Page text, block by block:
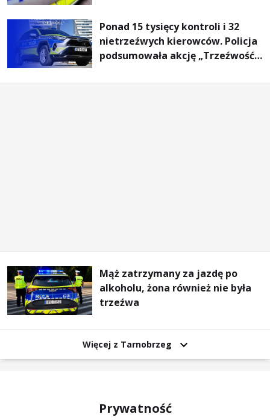
Ponad 15 tysięcy kontroli i 32
nietrzeźwych kierowców. Policja
podsumowała akcję „Trzeźwość”
Mąż zatrzymany za jazdę po
alkoholu, żona również nie była
trzeźwa
Więcej z Tarnobrzeg
Prywatność